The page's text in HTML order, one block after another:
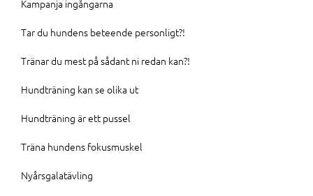
Kampanja ingångarna
Tar du hundens beteende personligt?!
Tränar du mest på sådant ni redan kan?!
Hundträning kan se olika ut
Hundträning är ett pussel
Träna hundens fokusmuskel
Nyårsgalatävling